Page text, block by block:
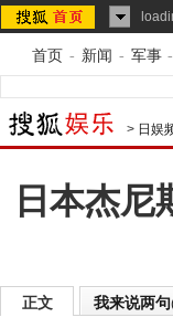
首页 - 新闻 - 军事 -
> 日娱
日本杰尼
正文 我来说两句